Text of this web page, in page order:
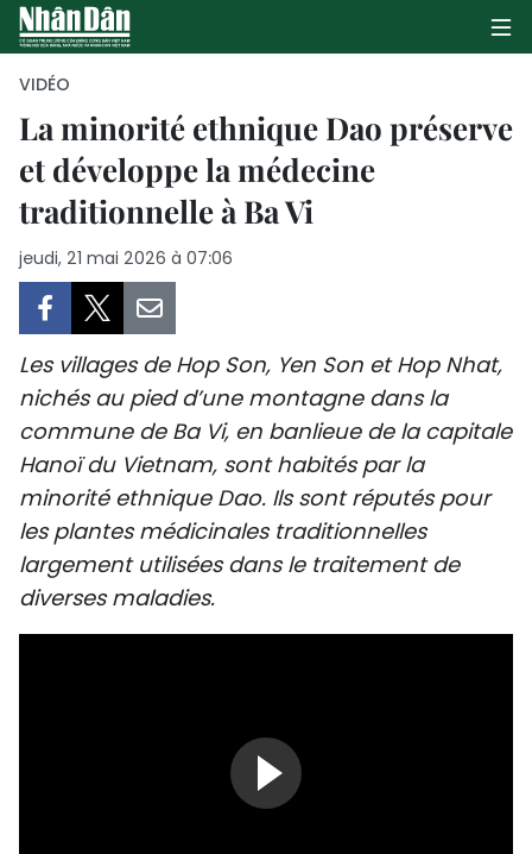
PAGE D'ACCUEIL
POLITIQUE
CULTURE
TOURISME
ENVIRONNEMENT
SPORT
INTERNATIONAL
MÉGASTORIE
VIDÉO
La minorité ethnique Dao préserve
et développe la médecine
traditionnelle à Ba Vi
jeudi, 21 mai 2026 à 07:06
Les villages de Hop Son, Yen Son et Hop Nhat,
nichés au pied d’une montagne dans la
commune de Ba Vi, en banlieue de la capitale
Hanoï du Vietnam, sont habités par la
minorité ethnique Dao. Ils sont réputés pour
les plantes médicinales traditionnelles
largement utilisées dans le traitement de
diverses maladies.